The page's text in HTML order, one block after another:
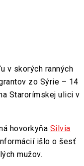
v skorých ranných
zo Sýrie – 14
Starorímskej ulici v
hovorkyňa Silvia
išlo o šesť
mužov.